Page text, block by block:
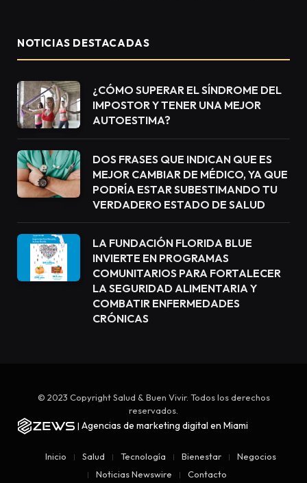
NOTICIAS DESTACADAS
¿CÓMO SUPERAR EL SÍNDROME DEL
IMPOSTOR Y TENER UNA MEJOR
AUTOESTIMA?
DOS FRASES QUE INDICAN QUE ES
MEJOR CAMBIAR DE MÉDICO, YA QUE
PODRÍA ESTAR SUBESTIMANDO TU
VERDADERO ESTADO DE SALUD
LA FUNDACIÓN FLORIDA BLUE
INVIERTE EN PROGRAMAS
COMUNITARIOS PARA FORTALECER
LA SEGURIDAD ALIMENTARIA Y
COMBATIR ENFERMEDADES
CRÓNICAS
© 2023 Copyright Salud & Buen Vivir. Todos los derechos
reservados.
| Agencias de marketing digital en Miami
Inicio Salud Tecnología Bienestar
Negocios
Noticias Newswire
Contacto